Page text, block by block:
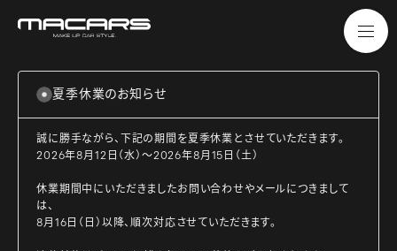
夏季休業のお知らせ
誠に勝手ながら、下記の期間を夏季休業とさせていただきます。
2026年8月12日（水）～2026年8月15日（土）
休業期間中にいただきましたお問い合わせやメールにつきまして
は、
8月16日（日）以降、順次対応させていただきます。